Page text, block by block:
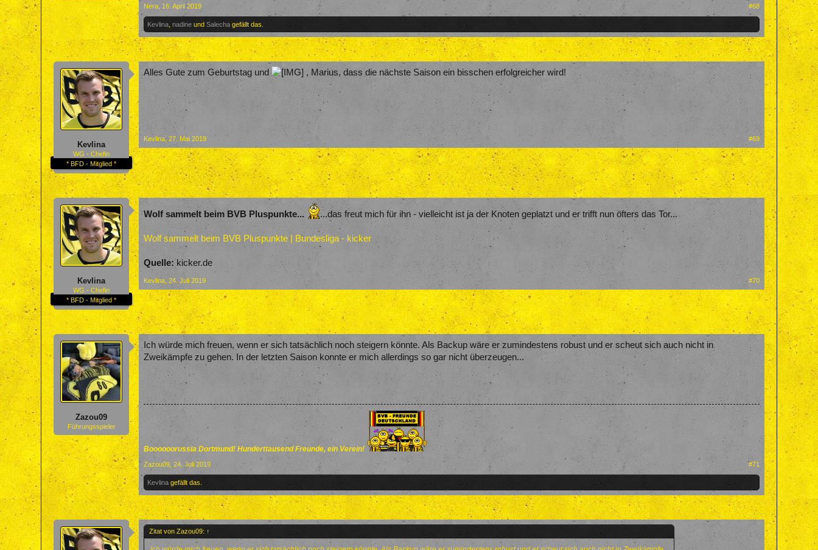
Nera 16. April 2019 #68
Kevlina ,nadine undSalecha gefällt das.
Kevlina
WG - Chefin
* BFD - Mitglied *
Alles Gute zum Geburtstag und , Marius, dass die nächste Saison ein bisschen erfolgreicher wird!
Kevlina, 27. Mai 2019 #69
Kevlina
WG - Chefin
* BFD - Mitglied *
Wolf sammelt beim BVB Pluspunkte... ...das freut mich für ihn - vielleicht ist ja der Knoten geplatzt und er trifft nun öfters das Tor...
Wolf sammelt beim BVB Pluspunkte | Bundesliga - kicker
Quelle:kicker.de
Kevlina 24. Juli 2019 #70
Zazou09
Führungsspieler
Ich würde mich freuen, wenn er sich tatsächlich noch steigern könnte. Als Backup wäre er zumindestens robust und er scheut sich auch nicht in
Zweikämpfe zu gehen. In der letzten Saison konnte er mich allerdings so gar nicht überzeugen...
Boooooorussia Dortmund! Hunderttausend Freunde, ein Verein!
Zazou09 24. Juli 2019 #71
Kevlina gefällt das.
Zitat von Zazou09: ↑